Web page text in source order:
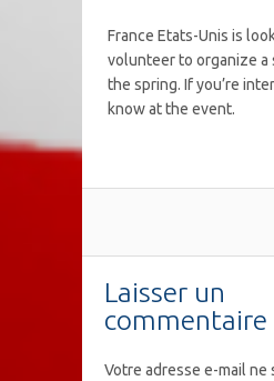
France Etats-Unis is
volunteer to organize a
the spring. If you’re
know at the event.
Laisser un
commentaire
Votre adresse e-mail ne